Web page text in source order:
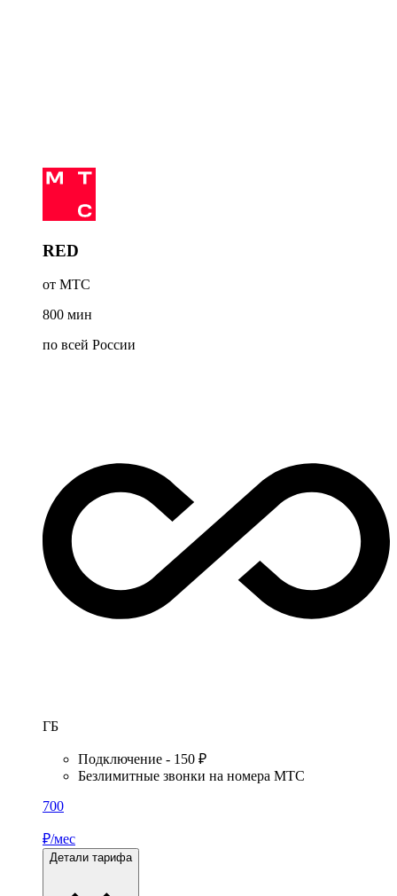
RED
от МТС
800 мин
по всей России
ГБ
Подключение - 150 ₽
Безлимитные звонки на номера МТС
700
₽/мес
Детали тарифа